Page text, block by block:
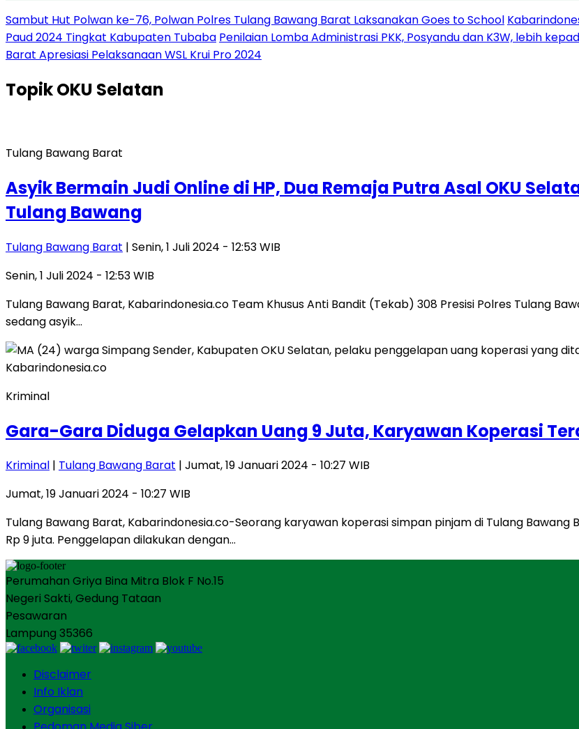
Sambut Hut Polwan ke-76, Polwan Polres Tulang Bawang Barat Laksanakan Goes to School
Paud 2024 Tingkat Kabupaten Tubaba Penilaian Lomba Administrasi PKK, Posyandu dan K3W, lebih
Barat Apresiasi Pelaksanaan WSL Krui Pro 2024
TopikOKU Selatan
Tulang Bawang Barat
Asyik Bermain Judi Online di HP, Dua Remaja Putra Asal OKU
Tulang Bawang
Tulang Bawang Barat | Senin, 1 Juli 2024 - 12:53 WIB
Senin, 1 Juli 2024 - 12:53 WIB
Tulang Bawang Barat, Kabarindonesia.co Team Khusus Anti Bandit (Tekab) 308 Presisi Polres Tulang
sedang asyik…
Kriminal
Gara-Gara Diduga Gelapkan Uang 9 Juta, Karyawan Koperasi
Kriminal | Tulang Bawang Barat | Jumat, 19 Januari 2024 - 10:27 WIB
Jumat, 19 Januari 2024 - 10:27 WIB
Tulang Bawang Barat, Kabarindonesia.co-Seorang karyawan koperasi simpan pinjam di Tulang
Rp 9 juta. Penggelapan dilakukan dengan…
Perumahan Griya Bina Mitra Blok F No.15
Negeri Sakti, Gedung Tataan
Pesawaran
Lampung 35366
Disclaimer
Info Iklan
Organisasi